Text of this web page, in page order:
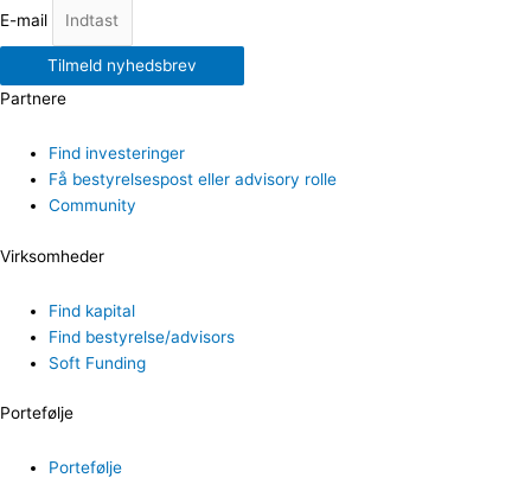
E-mail
Tilmeld nyhedsbrev
Partnere
Find investeringer
Få bestyrelsespost eller advisory rolle
Community
Virksomheder
Find kapital
Find bestyrelse/advisors
Soft Funding
Portefølje
Portefølje